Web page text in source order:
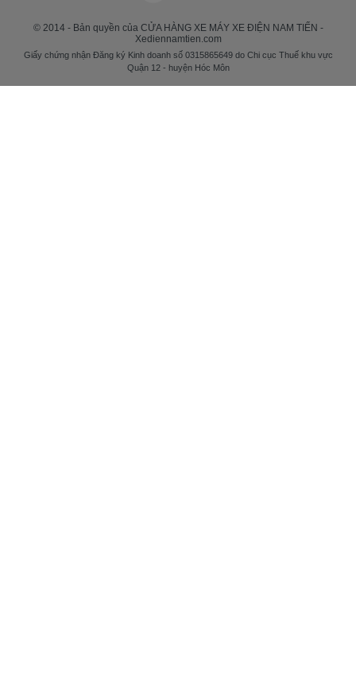
© 2014 - Bản quyền của CỬA HÀNG XE MÁY XE ĐIỆN NAM TIẾN -
Xediennamtien.com
Giấy chứng nhận Đăng ký Kinh doanh số 0315865649 do Chi cục Thuế khu vực
Quận 12 - huyện Hóc Môn